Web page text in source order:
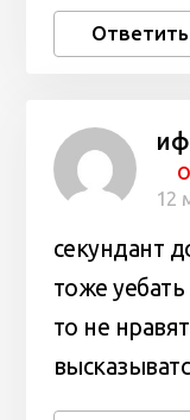
Ответить
12
секундант
тоже
то не